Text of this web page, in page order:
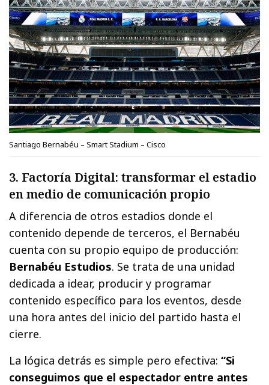
Santiago Bernabéu – Smart Stadium – Cisco
3. Factoría Digital: transformar el estadio
en medio de comunicación propio
A diferencia de otros estadios donde el
contenido depende de terceros, el Bernabéu
cuenta con su propio equipo de producción:
Bernabéu Estudios. Se trata de una unidad
dedicada a idear, producir y programar
contenido específico para los eventos, desde
una hora antes del inicio del partido hasta el
cierre.
La lógica detrás es simple pero efectiva:“Si
conseguimos que el espectador entre antes